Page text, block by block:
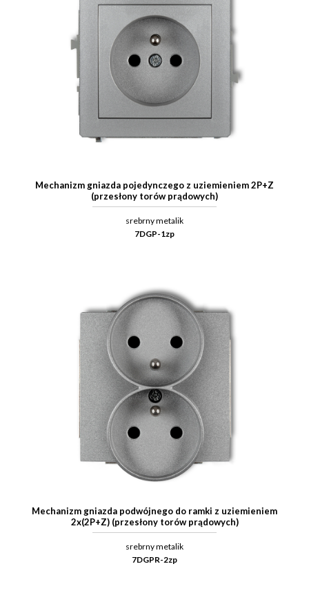
Mechanizm gniazda pojedynczego z uziemieniem 2P+Z
(przesłony torów prądowych)
srebrny metalik
7DGP-1zp
Mechanizm gniazda podwójnego do ramki z uziemieniem
2x(2P+Z) (przesłony torów prądowych)
srebrny metalik
7DGPR-2zp